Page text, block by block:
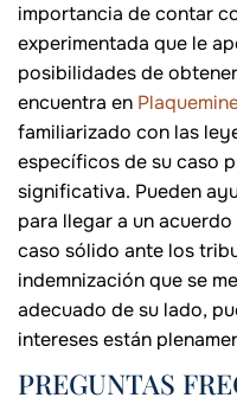
importancia de contar
experimentada que le
posibilidades de
encuentra en
familiarizado con las
específicos de su caso
significativa. Pueden
para llegar a un
caso sólido ante los
indemnización que se
adecuado de su lado,
intereses están
PREGUNTAS